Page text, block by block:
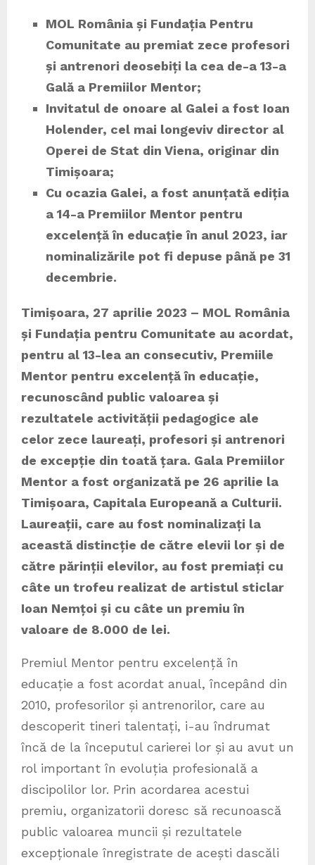
MOL România și Fundația Pentru
Comunitate au premiat zece profesori
și antrenori deosebiți la cea de-a 13-a
Gală a Premiilor Mentor;
Invitatul de onoare al Galei a fost Ioan
Holender, cel mai longeviv director al
Operei de Stat din Viena, originar din
Timișoara;
Cu ocazia Galei, a fost anunțată ediția
a 14-a Premiilor Mentor pentru
excelență în educație în anul 2023, iar
nominalizările pot fi depuse până pe 31
decembrie.
Timișoara, 27 aprilie 2023 – MOL România
și Fundația pentru Comunitate au acordat,
pentru al 13-lea an consecutiv, Premiile
Mentor pentru excelență în educație,
recunoscând public valoarea și
rezultatele activității pedagogice ale
celor zece laureați, profesori și antrenori
de excepție din toată țara. Gala Premiilor
Mentor a fost organizată pe 26 aprilie la
Timișoara, Capitala Europeană a Culturii.
Laureații, care au fost nominalizați la
această distincție de către elevii lor și de
către părinții elevilor, au fost premiați cu
câte un trofeu realizat de artistul sticlar
Ioan Nemțoi și cu câte un premiu în
valoare de 8.000 de lei.
Premiul Mentor pentru excelență în
educație a fost acordat anual, începând din
2010, profesorilor și antrenorilor, care au
descoperit tineri talentați, i-au îndrumat
încă de la începutul carierei lor și au avut un
rol important în evoluția profesională a
discipolilor lor. Prin acordarea acestui
premiu, organizatorii doresc să recunoască
public valoarea muncii și rezultatele
excepționale înregistrate de acești dascăli